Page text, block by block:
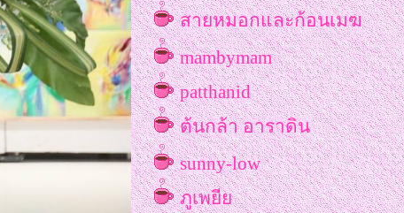
Expo 2025 3-6 กค.68 ที่หอ
กาญฯ มข.
ททท. จัด ASEAN + INDIA
SHOPPERS IN THAILAND
2025 กระตุ้นขาช้อปกลุ่ม
อาเซียนและอินเดี
ททท.สมุทรสงคราม ชวนมา
สายหมอกและก้อนเมฆ
mambymam
patthanid
ต้นกล้า อาราดิน
sunny-low
ภูเพยี